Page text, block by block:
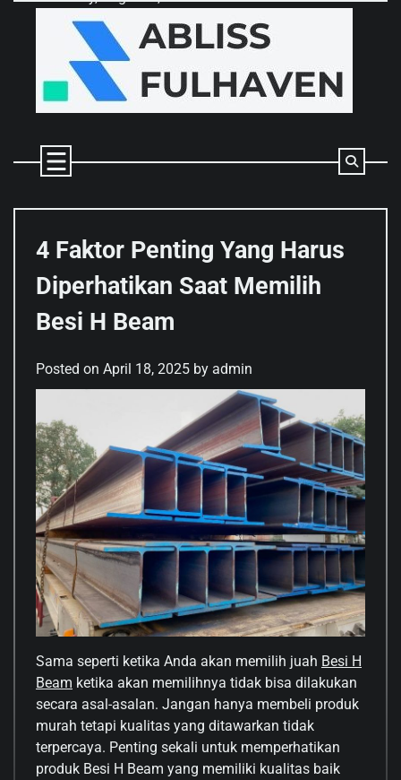
4 Faktor Penting Yang Harus
Diperhatikan Saat Memilih
Besi H Beam
Posted on April 18, 2025 by admin
Sama seperti ketika Anda akan memilih juah Besi H
Beam ketika akan memilihnya tidak bisa dilakukan
secara asal-asalan. Jangan hanya membeli produk
murah tetapi kualitas yang ditawarkan tidak
terpercaya. Penting sekali untuk memperhatikan
produk Besi H Beam yang memiliki kualitas baik